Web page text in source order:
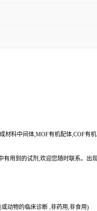
材料中间体,MOF有机配体,COF
用到的试剂,欢迎您随时联系。
动物的临床诊断 ,非药用,非食用)